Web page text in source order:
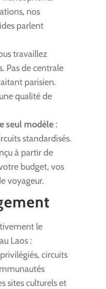
nos
parlent
travaillez
Pas de centrale
parisien.
qualité de
seul modèle:
standardisés.
à partir de
budget, vos
voyageur.
le
Laos :
circuits
sites culturels et